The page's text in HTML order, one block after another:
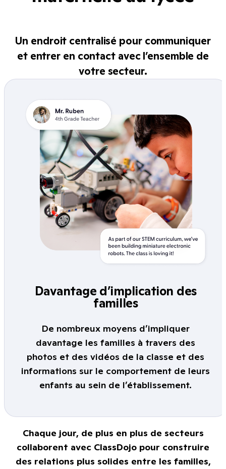
Un endroit centralisé pour communiquer
et entrer en contact avec l’ensemble de
votre secteur.
Davantage d’implication des
familles
De nombreux moyens d’impliquer
davantage les familles à travers des
photos et des vidéos de la classe et des
informations sur le comportement de leurs
enfants au sein de l’établissement.
Chaque jour, de plus en plus de secteurs
collaborent avec ClassDojo pour construire
des relations plus solides entre les familles,